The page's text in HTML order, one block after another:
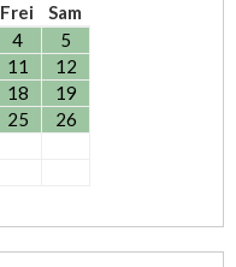
Frei
Sam
4
5
11
12
18
19
25
26